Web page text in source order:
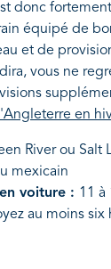
donc
équipé de
et de
vous ne
en
River ou Salt
mexicain
voiture : 11 à
au moins six